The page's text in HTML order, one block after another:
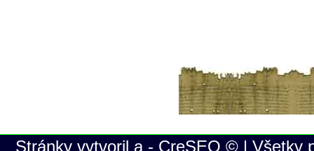
Stránky vytvoril a - CreSEO © |